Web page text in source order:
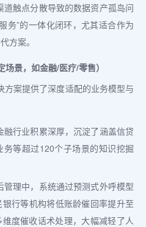
触点分散导致的数据资产孤岛问
务”的一体化闭环，尤其适合作为
方案。
景，如金融/医疗/零售）
案提供了深度适配的业务模型与
行业积累深厚，沉淀了涵盖信贷
等超过120个子场景的知识挖掘
理中，系统通过预测式外呼模型
行等机构将低账龄催回率提升至
度催收话术处理，大幅减轻了人